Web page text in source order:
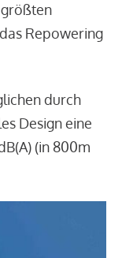
Repowering
durch
Design eine
(in 800m